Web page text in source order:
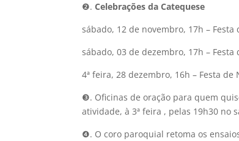
❷.Celebrações da Catequese
sábado, 12 de novembro, 17h – Festa
sábado, 03 de dezembro, 17h – Festa
4ª feira, 28 dezembro, 16h – Festa de
❸. Oficinas de oração para quem
atividade, à 3ª feira , pelas 19h30
❹. O coro paroquial retoma os